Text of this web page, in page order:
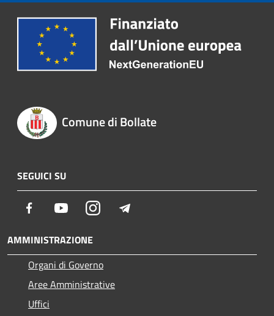
Comune di Bollate
SEGUICI SU
Facebook YoutubeInstagram
AMMINISTRAZIONE
Organi di Governo
Aree Amministrative
Uffici